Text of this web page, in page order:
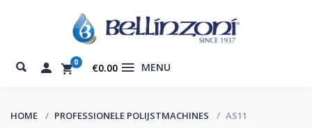
0 €0.00 MENU
HOME PROFESSIONELE POLIJSTMACHINES AS11